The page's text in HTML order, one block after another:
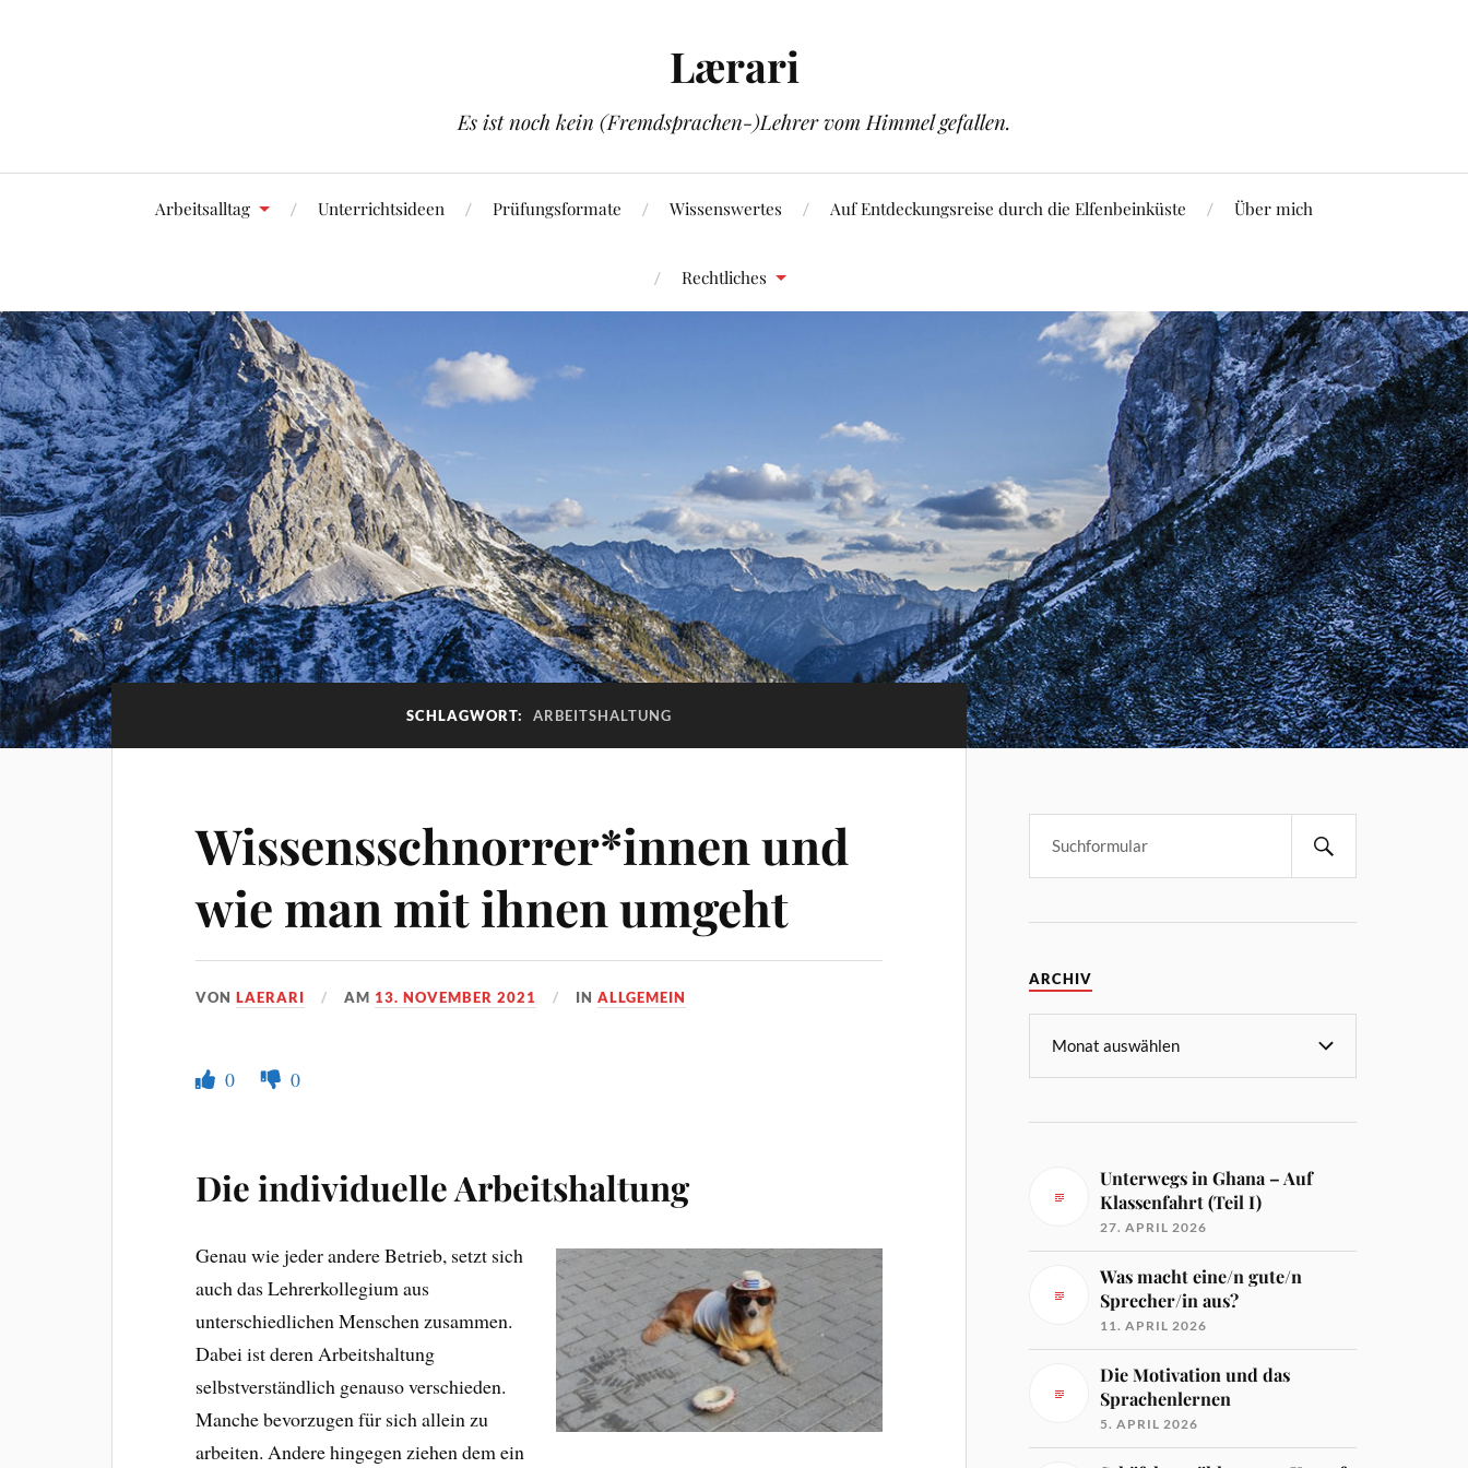
Lærari
Es ist noch kein (Fremdsprachen-)Lehrer vom Himmel gefallen.
Arbeitsalltag Unterrichtsideen Prüfungsformate Wissenswertes Auf Entdeckungsreise durch die Elfenbeinküste Über mich
Rechtliches
SCHLAGWORT: ARBEITSHALTUNG
Wissensschnorrer*innen und
wie man mit ihnen umgeht
VONLAERARI AM 13. NOVEMBER 2021 INALLGEMEIN
0 0
Die individuelle Arbeitshaltung
Genau wie jeder andere Betrieb, setzt sich
auch das Lehrerkollegium aus
unterschiedlichen Menschen zusammen.
Dabei ist deren Arbeitshaltung
selbstverständlich genauso verschieden.
Manche bevorzugen für sich allein zu
arbeiten. Andere hingegen ziehen dem ein
ARCHIV
Unterwegs in Ghana – Auf
Klassenfahrt (Teil I)
27. APRIL 2026
Was macht eine/n gute/n
Sprecher/in aus?
11. APRIL 2026
Die Motivation und das
Sprachenlernen
5. APRIL 2026